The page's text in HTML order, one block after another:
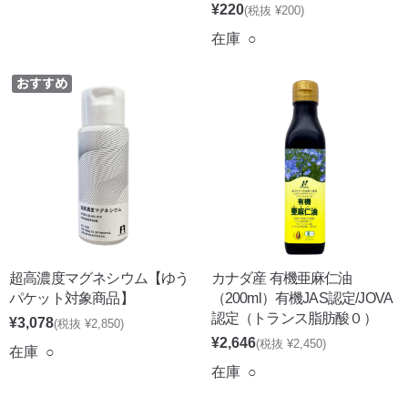
¥220(税抜 ¥200)
在庫 ○
超高濃度マグネシウム【ゆう
パケット対象商品】
¥3,078(税抜 ¥2,850)
在庫 ○
カナダ産 有機亜麻仁油
（200ml）有機JAS認定/JOVA
認定（トランス脂肪酸０）
¥2,646(税抜 ¥2,450)
在庫 ○